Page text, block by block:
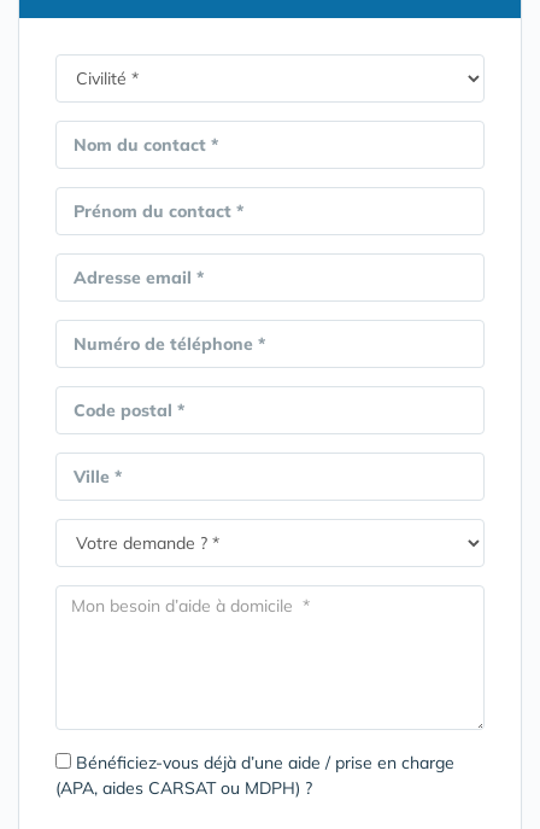
Nom du contact *
Prénom du contact *
Adresse email *
Numéro de téléphone *
Code postal *
Ville *
Bénéficiez-vous déjà d’une aide / prise en charge
(APA, aides CARSAT ou MDPH) ?